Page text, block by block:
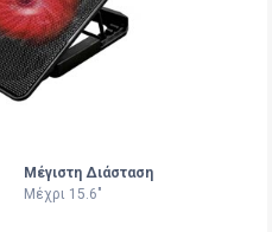
Μέγιστη Διάσταση
Μέχρι 15.6"